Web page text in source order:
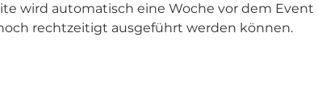
wird automatisch eine Woche vor dem Event
rechtzeitigt ausgeführt werden können.